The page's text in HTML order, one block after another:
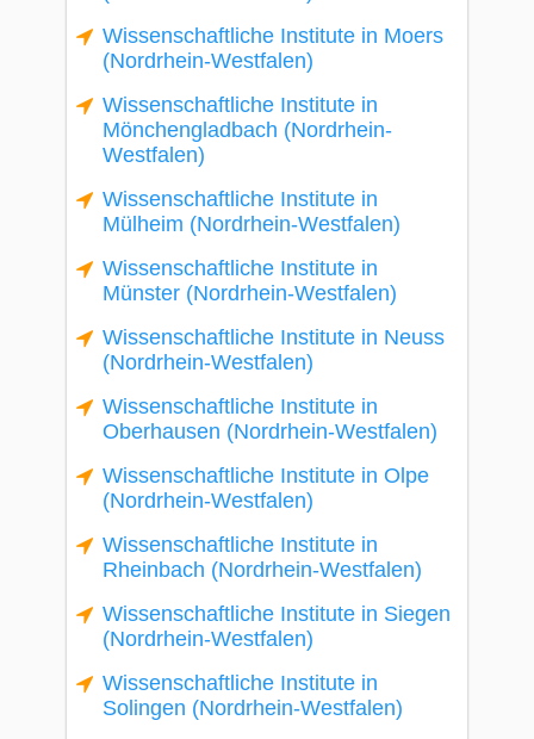
Wissenschaftliche Institute in Moers
(Nordrhein-Westfalen)
Wissenschaftliche Institute in
Mönchengladbach (Nordrhein-
Westfalen)
Wissenschaftliche Institute in
Mülheim (Nordrhein-Westfalen)
Wissenschaftliche Institute in
Münster (Nordrhein-Westfalen)
Wissenschaftliche Institute in Neuss
(Nordrhein-Westfalen)
Wissenschaftliche Institute in
Oberhausen (Nordrhein-Westfalen)
Wissenschaftliche Institute in Olpe
(Nordrhein-Westfalen)
Wissenschaftliche Institute in
Rheinbach (Nordrhein-Westfalen)
Wissenschaftliche Institute in Siegen
(Nordrhein-Westfalen)
Wissenschaftliche Institute in
Solingen (Nordrhein-Westfalen)